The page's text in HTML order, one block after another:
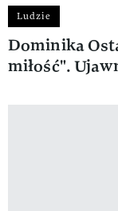
Ludzie
Dominika
miłość".